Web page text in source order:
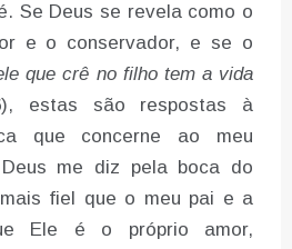
Se Deus se revela como o
e o conservador, e se o
que crê no filho tem a vida
estas são respostas à
que concerne ao meu
me diz pela boca do
fiel que o meu pai e a
Ele é o próprio amor,